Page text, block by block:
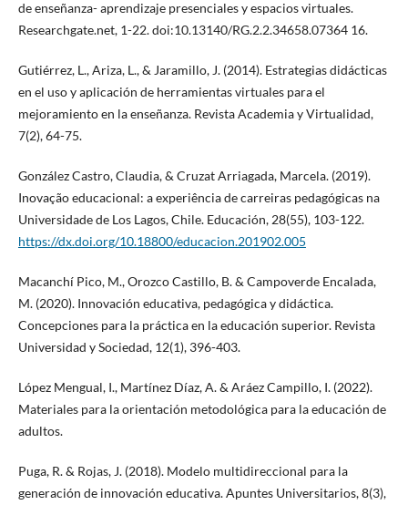
de enseñanza- aprendizaje presenciales y espacios virtuales.
Researchgate.net, 1-22. doi:10.13140/RG.2.2.34658.07364 16.
Gutiérrez, L., Ariza, L., & Jaramillo, J. (2014). Estrategias didácticas
en el uso y aplicación de herramientas virtuales para el
mejoramiento en la enseñanza. Revista Academia y Virtualidad,
7(2), 64-75.
González Castro, Claudia, & Cruzat Arriagada, Marcela. (2019).
Inovação educacional: a experiência de carreiras pedagógicas na
Universidade de Los Lagos, Chile. Educación, 28(55), 103-122.
https://dx.doi.org/10.18800/educacion.201902.005
Macanchí Pico, M., Orozco Castillo, B. & Campoverde Encalada,
M. (2020). Innovación educativa, pedagógica y didáctica.
Concepciones para la práctica en la educación superior. Revista
Universidad y Sociedad, 12(1), 396-403.
López Mengual, I., Martínez Díaz, A. & Aráez Campillo, I. (2022).
Materiales para la orientación metodológica para la educación de
adultos.
Puga, R. & Rojas, J. (2018). Modelo multidireccional para la
generación de innovación educativa. Apuntes Universitarios, 8(3),